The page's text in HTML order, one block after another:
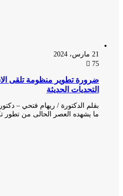
ضرورة تطوير منظومة تلقى
التحديات الحديثة
بقلم الدكتورة / ريهام فتحي – دكتوراه
ما يشهده العصر الحالى من تطور